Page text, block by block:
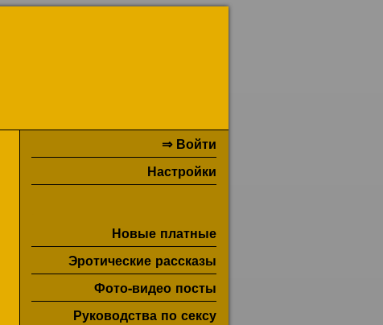
⇒ Войти
Настройки
Новые платные
Эротические рассказы
Фото-видео посты
Руководства по сексу